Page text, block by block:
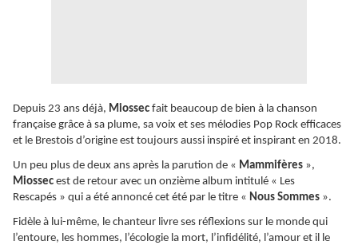
Depuis 23 ans déjà, Miossec fait beaucoup de bien à la chanson
française grâce à sa plume, sa voix et ses mélodies Pop Rock efficaces
et le Brestois d’origine est toujours aussi inspiré et inspirant en 2018.
Un peu plus de deux ans après la parution de « Mammifères »,
Miossec est de retour avec un onzième album intitulé « Les
Rescapés » qui a été annoncé cet été par le titre « Nous Sommes ».
Fidèle à lui-même, le chanteur livre ses réflexions sur le monde qui
l’entoure, les hommes, l’écologie la mort, l’infidélité, l’amour et il le